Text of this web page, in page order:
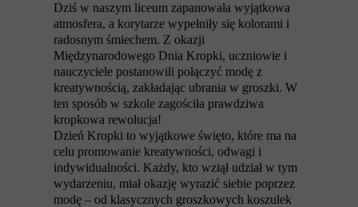
Dziś w naszym liceum zapanowała wyjątkowa
atmosfera, a korytarze wypełniły się kolorami i
radosnym śmiechem. Z okazji
Międzynarodowego Dnia Kropki, uczniowie i
nauczyciele postanowili połączyć modę z
kreatywnością, zakładając ubrania w groszki. W
ten sposób w szkole zagościła prawdziwa
kropkowa rewolucja!
Dzień Kropki to wyjątkowe święto, które ma na
celu promowanie kreatywności, odwagi i
indywidualności. Każdy, kto wziął udział w tym
wydarzeniu, miał okazję wyrazić siebie poprzez
modę – od klasycznych groszkowych koszulek